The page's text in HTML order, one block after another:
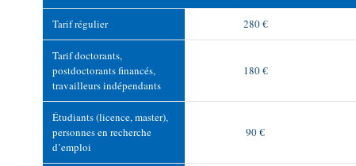
Tarif régulier 280 €
Tarif doctorants,
postdoctorants financés,
travailleurs indépendants
180 €
Étudiants (licence, master),
personnes en recherche
d’emploi
90 €